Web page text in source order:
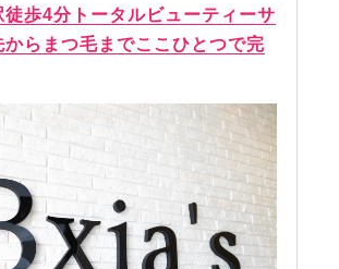
徒歩4分トータルビューティーサ
からまつ毛までここひとつで完